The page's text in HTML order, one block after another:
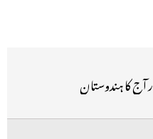
آج کا ہندوستان